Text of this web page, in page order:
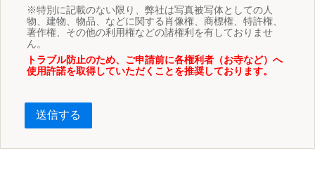
※特別に記載のない限り、弊社は写真被写体としての人
物、建物、物品、などに関する肖像権、商標権、特許権、
著作権、その他の利用権などの諸権利を有しておりませ
ん。
トラブル防止のため、ご申請前に各権利者（お寺など）へ
使用許諾を取得していただくことを推奨しております。
送信する